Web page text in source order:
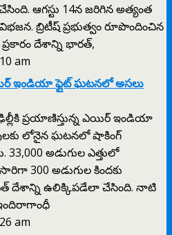
ఆగస్టు 14న జరిగిన అత్యంత
బ్రిటీష్ ప్రభుత్వం రూపొందించిన
ప్రకారం దేశాన్ని భారత్,
am
ఇండియా ఫ్లైట్ ఘటనలో అసలు
ప్రయాణిస్తున్న ఎయిర్ ఇండియా
లోనైన ఘటనలో షాకింగ్
అడుగుల ఎత్తులో
300 అడుగుల కిందకు
ఉలిక్కిపడేలా చేసింది. నాటి
am